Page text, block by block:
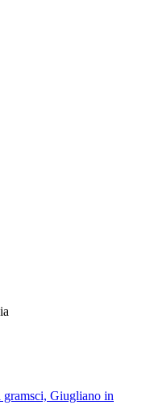
gramsci, Giugliano in